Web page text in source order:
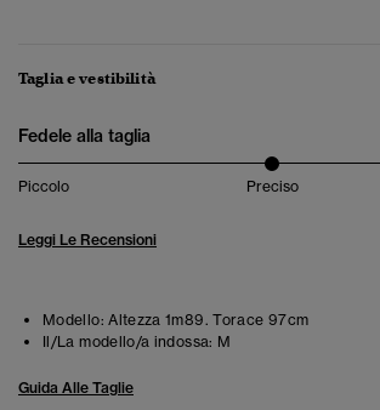
Taglia e vestibilità
Fedele alla taglia
Piccolo Preciso
Leggi Le Recensioni
Modello: Altezza 1m89. Torace 97cm
Il/La modello/a indossa: M
Guida Alle Taglie